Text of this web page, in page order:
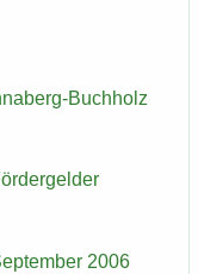
​Buchholz
2006